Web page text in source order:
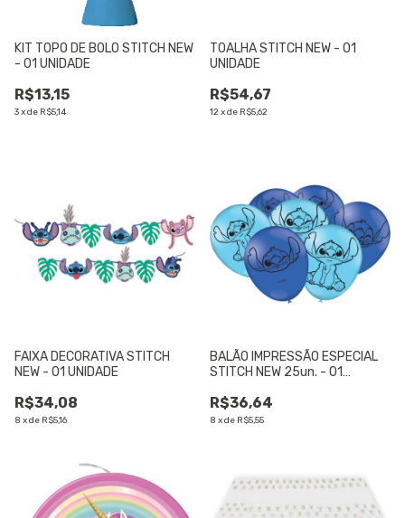
KIT TOPO DE BOLO STITCH NEW
- 01 UNIDADE
R$13,15
3xde R$5,14
TOALHA STITCH NEW - 01
UNIDADE
R$54,67
12xde R$5,62
FAIXA DECORATIVA STITCH
NEW - 01 UNIDADE
R$34,08
8 xde R$5,16
BALÃO IMPRESSÃO ESPECIAL
STITCH NEW 25un. - 01
R$36,64
8 xde R$5,55